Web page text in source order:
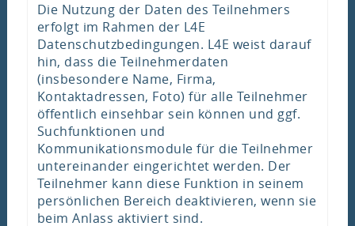
Die Nutzung der Daten des Teilnehmers
erfolgt im Rahmen der L4E
Datenschutzbedingungen. L4E weist darauf
hin, dass die Teilnehmerdaten
(insbesondere Name, Firma,
Kontaktadressen, Foto) für alle Teilnehmer
öffentlich einsehbar sein können und ggf.
Suchfunktionen und
Kommunikationsmodule für die Teilnehmer
untereinander eingerichtet werden. Der
Teilnehmer kann diese Funktion in seinem
persönlichen Bereich deaktivieren, wenn sie
beim Anlass aktiviert sind.